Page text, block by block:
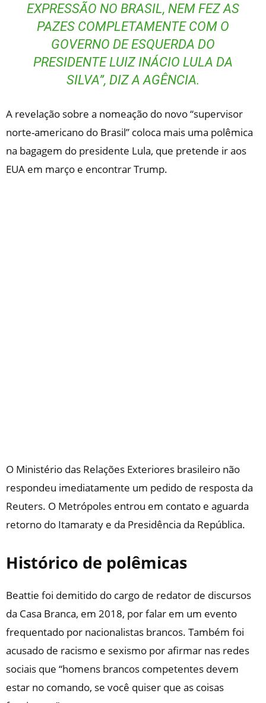
EXPRESSÃO NO BRASIL, NEM FEZ AS
PAZES COMPLETAMENTE COM O
GOVERNO DE ESQUERDA DO
PRESIDENTE LUIZ INÁCIO LULA DA
SILVA”, DIZ A AGÊNCIA.
A revelação sobre a nomeação do novo “supervisor
norte-americano do Brasil” coloca mais uma polêmica
na bagagem do presidente Lula, que pretende ir aos
EUA em março e encontrar Trump.
O Ministério das Relações Exteriores brasileiro não
respondeu imediatamente um pedido de resposta da
Reuters. O Metrópoles entrou em contato e aguarda
retorno do Itamaraty e da Presidência da República.
Histórico de polêmicas
Beattie foi demitido do cargo de redator de discursos
da Casa Branca, em 2018, por falar em um evento
frequentado por nacionalistas brancos. Também foi
acusado de racismo e sexismo por afirmar nas redes
sociais que “homens brancos competentes devem
estar no comando, se você quiser que as coisas